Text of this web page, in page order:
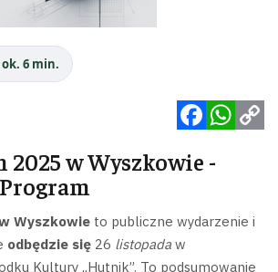
6 min.
w Wyszkowie -
Wyszkowie to publiczne wydarzenie i
odbędzie się 26 listopada w
Kultury „Hutnik”. To podsumowanie